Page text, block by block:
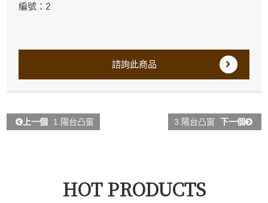
編號：2
諮詢此商品
上一個 1.陽台凸窗 3.陽台凸窗 下一個
HOT PRODUCTS